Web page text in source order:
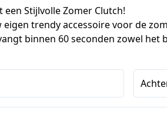
een Stijlvolle Zomer Clutch!
trendy accessoire voor de
binnen 60 seconden zowel het